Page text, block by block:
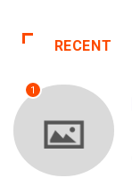
RECENT
1